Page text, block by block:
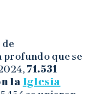
que se
71.531
la Iglesia